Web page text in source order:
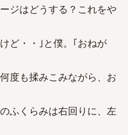
ジはどうする？これをや
ど・・｣と僕。｢おねが
度も揉みこみながら、お
ふくらみは右回りに、左